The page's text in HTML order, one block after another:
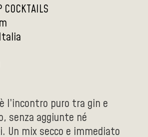
COCKTAILS
Italia
l’incontro puro tra gin e
senza aggiunte né
Un mix secco e immediato